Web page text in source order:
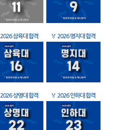
2026 삼육대 합격 🏅 2026 명지대 합격
2026 상명대 합격 🏅 2026 인하대 합격